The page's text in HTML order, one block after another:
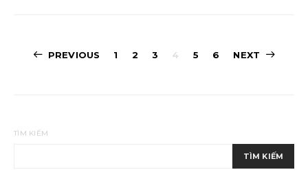
Phân
PREVIOUS 1 2 3 4 5 6 NEXT
TÌM KIẾM
TÌM KIẾM